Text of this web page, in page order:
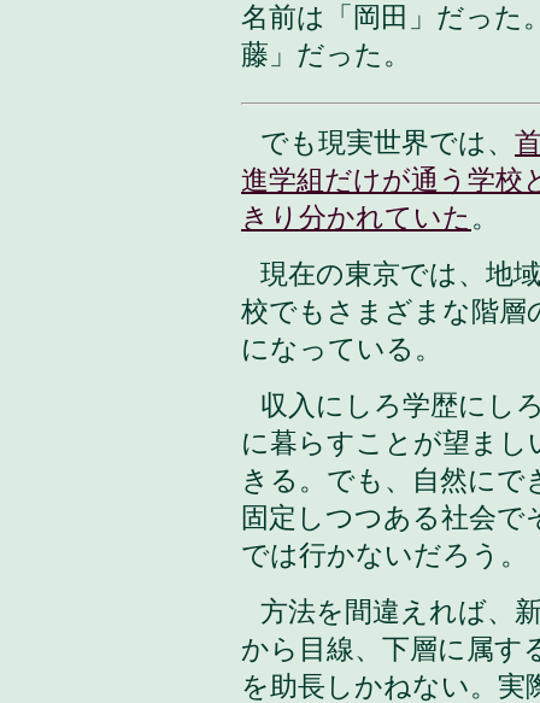
名前は「岡田」だった
藤」だった。
でも現実世界では、
進学組だけが通う学校
きり分かれていた 。
現在の東京では、地
校でもさまざまな階層
になっている。
収入にしろ学歴にし
に暮らすことが望ま
きる。でも、自然に
固定しつつある社会
では行かないだろう。
方法を間違えれば、
から目線、下層に属す
を助長しかねない。実